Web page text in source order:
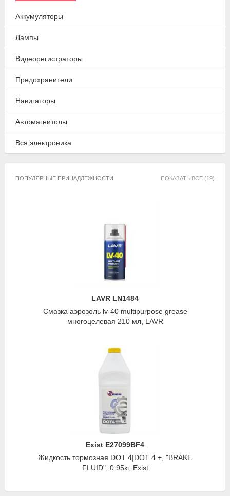
Аккумуляторы
Лампы
Видеорегистраторы
Предохранители
Навигаторы
Автомагнитолы
Вся электроника
ПОПУЛЯРНЫЕ ПРИНАДЛЕЖНОСТИ ПОКАЗАТЬ ВСЕ (19)
LAVR LN1484
Смазка аэрозоль lv-40 multipurpose grease
многоцелевая 210 мл, LAVR
Exist E27099BF4
Жидкость тормозная DOT 4|DOT 4 +, "BRAKE
FLUID", 0.95кг, Exist